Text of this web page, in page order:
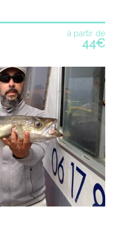
à partir de
44€